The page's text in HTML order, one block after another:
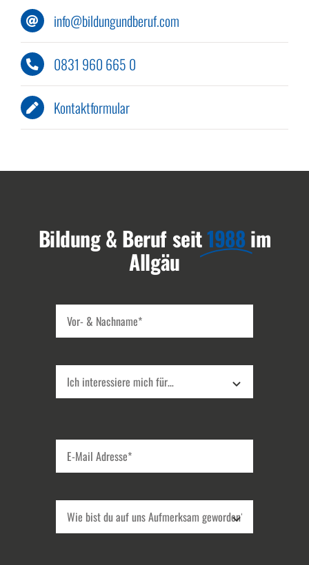
info@bildungundberuf.com
0831 960 665 0
Kontaktformular
Bildung & Beruf seit1988im
Allgäu